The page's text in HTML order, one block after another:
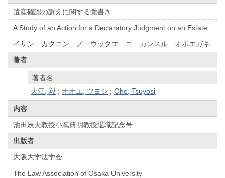
遺産確認の訴えに関する覚書き
A Study of an Action for a Declaratory Judgment on an Estate
イサン カクニン ノ ウッタエ ニ カンスル オボエガキ
著者
著者名
大江, 毅 ; オオエ, ツヨシ ;Ohe, Tsuyosi
内容
池田辰夫教授小嶌典明教授退職記念号
出版者
大阪大学法学会
The Law Association of Osaka University